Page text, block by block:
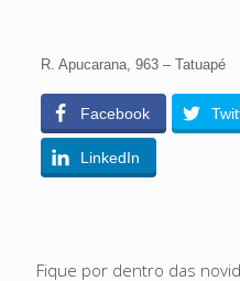
R. Apucarana, 963 – Tatuapé
Facebook
LinkedIn
Fique por dentro das